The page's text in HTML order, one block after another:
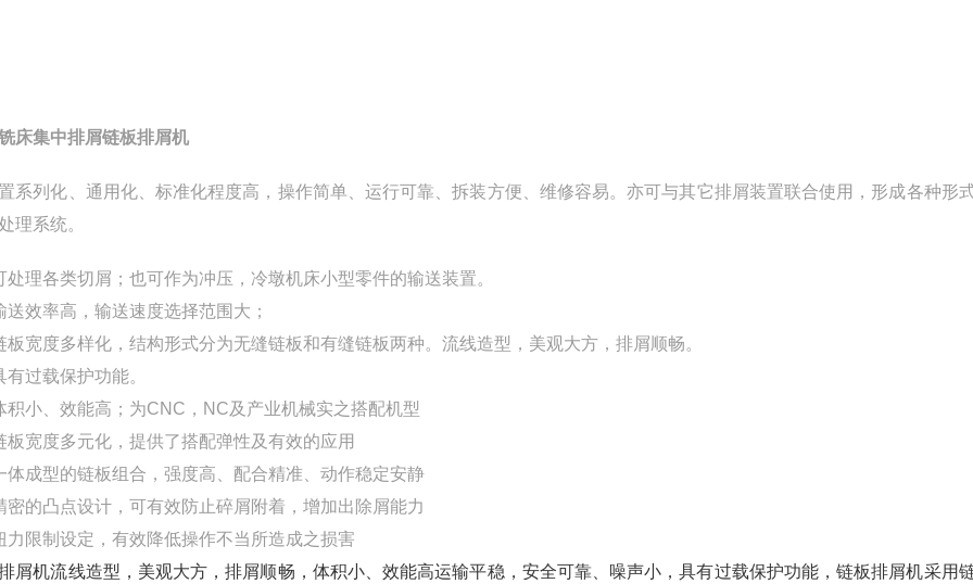
床集中排屑链板排屑机
系列化、通用化、标准化程度高，操作简单、运行可靠、拆装方便、维修容易。亦可与其它排屑装置联合使用，形成各种形
理系统。
理各类切屑；也可作为冲压，冷墩机床小型零件的输送装置。
效率高，输送速度选择范围大；
宽度多样化，结构形式分为无缝链板和有缝链板两种。流线造型，美观大方，排屑顺畅。
过载保护功能。
小、效能高；为CNC，NC及产业机械实之搭配机型
宽度多元化，提供了搭配弹性及有效的应用
成型的链板组合，强度高、配合精准、动作稳定安静
的凸点设计，可有效防止碎屑附着，增加出除屑能力
力限制设定，有效降低操作不当所造成之损害
屑机流线造型，美观大方，排屑顺畅，体积小、效能高运输平稳，安全可靠、噪声小，具有过载保护功能，链板排屑机采用